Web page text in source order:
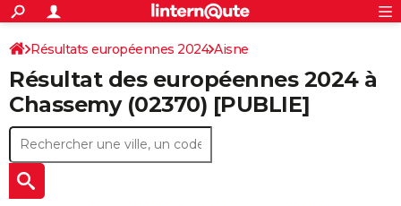
ACTUALITÉS
Politique
Société
Faits Divers
Education
Monde
Villes
+
SPORT
Coupe du monde 2026
Football
Tennis
Cyclisme
Rugby
Forum
CULTURE
Programme TV
TNT
Streaming
Cinéma
Sorties cinéma
Musique
+
FINANCE
Retraite
Impôts
Epargne
Immobilier
Risques naturels par ville
Banque
Assurance
Crédit
AUTO
Essais
Réserver un essai
Citadines
Berlines
SUV
Forum auto
+
HIGH-TECH
S'inscrire
Connexion
Résultats européennes 2024 Aisne
Résultat des européennes 2024 à
Chassemy (02370) [PUBLIE]